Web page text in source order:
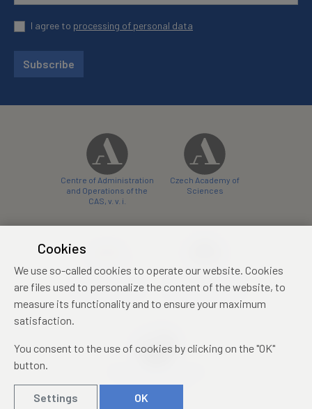
I agree to processing of personal data
Subscribe
Centre of Administration
and Operations of the
CAS, v. v. i.
Czech Academy of
Sciences
conference centre
konferenční centrum
Cookies
We use so-called cookies to operate our website. Cookies
are files used to personalize the content of the website, to
measure its functionality and to ensure your maximum
satisfaction.
You consent to the use of cookies by clicking on the "OK"
button.
Settings OK